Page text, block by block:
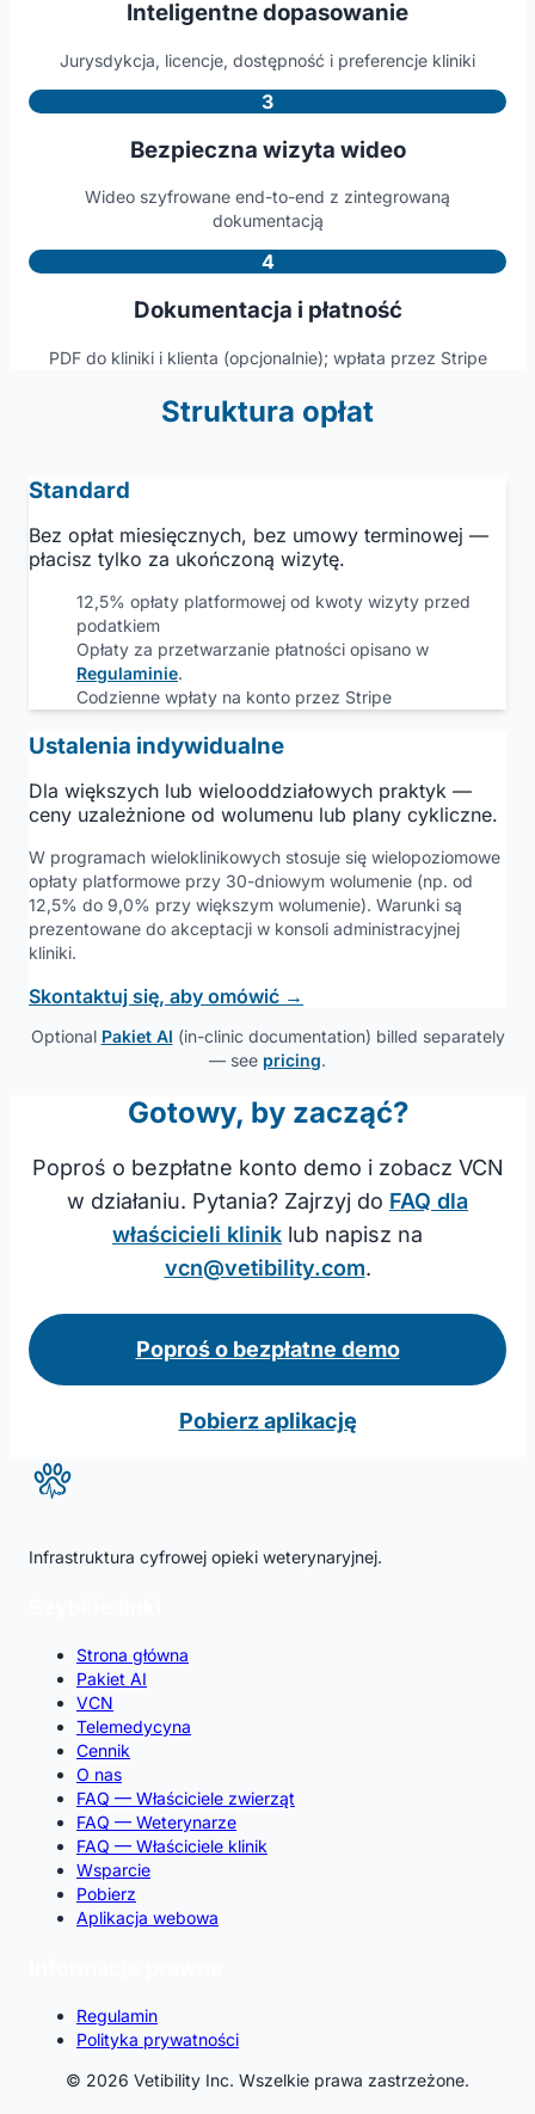
Inteligentne dopasowanie
Jurysdykcja, licencje, dostępność i preferencje kliniki
3
Bezpieczna wizyta wideo
Wideo szyfrowane end-to-end z zintegrowaną
dokumentacją
4
Dokumentacja i płatność
PDF do kliniki i klienta (opcjonalnie); wpłata przez Stripe
Struktura opłat
Standard
Bez opłat miesięcznych, bez umowy terminowej —
płacisz tylko za ukończoną wizytę.
12,5% opłaty platformowej od kwoty wizyty przed
podatkiem
Opłaty za przetwarzanie płatności opisano w
Regulaminie.
Codzienne wpłaty na konto przez Stripe
Ustalenia indywidualne
Dla większych lub wielooddziałowych praktyk —
ceny uzależnione od wolumenu lub plany cykliczne.
W programach wieloklinikowych stosuje się wielopoziomowe
opłaty platformowe przy 30-dniowym wolumenie (np. od
12,5% do 9,0% przy większym wolumenie). Warunki są
prezentowane do akceptacji w konsoli administracyjnej
kliniki.
Skontaktuj się, aby omówić →
Optional Pakiet AI (in-clinic documentation) billed separately
— see pricing.
Gotowy, by zacząć?
Poproś o bezpłatne konto demo i zobacz VCN
w działaniu. Pytania? Zajrzyj do FAQ dla
właścicieli klinik lub napisz na
vcn@vetibility.com.
Poproś o bezpłatne demo
Pobierz aplikację
Infrastruktura cyfrowej opieki weterynaryjnej.
Strona główna
Pakiet AI
VCN
Telemedycyna
Cennik
O nas
FAQ — Właściciele zwierząt
FAQ — Weterynarze
FAQ — Właściciele klinik
Wsparcie
Pobierz
Aplikacja webowa
Regulamin
Polityka prywatności
© 2026 Vetibility Inc. Wszelkie prawa zastrzeżone.